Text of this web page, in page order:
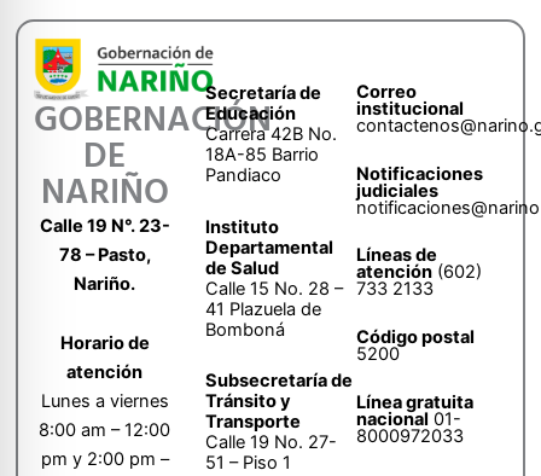
GOBERNACIÓN
DE
NARIÑO
Calle 19 N°. 23-
78 – Pasto,
Nariño.
Horario de
atención
Lunes a viernes
8:00 am – 12:00
pm y 2:00 pm –
Secretaría de
Educación
Carrera 42B No.
18A-85 Barrio
Pandiaco
Instituto
Departamental
de Salud
Calle 15 No. 28 –
41 Plazuela de
Bomboná
Subsecretaría de
Tránsito y
Transporte
Calle 19 No. 27-
51 – Piso 1
Correo
institucional
Notificaciones
judiciales
Líneas de
atención (602)
733 2133
Código postal
5200
Línea gratuita
nacional 01-
8000972033